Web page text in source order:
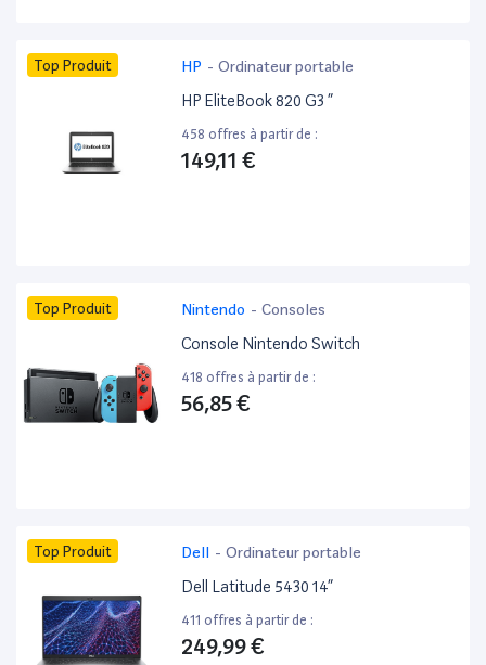
Top Produit HP - Ordinateur portable
HP EliteBook 820 G3 ”
458 offres à partir de :
149,11 €
Top Produit Nintendo - Consoles
Console Nintendo Switch
418 offres à partir de :
56,85 €
Top Produit Dell - Ordinateur portable
Dell Latitude 5430 14”
411 offres à partir de :
249,99 €